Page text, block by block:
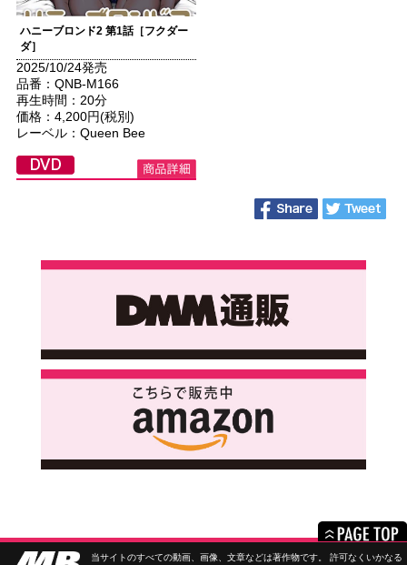
ハニーブロンド2 第1話［フクダー
ダ］
2025/10/24発売
品番：QNB-M166
再生時間：20分
価格：4,200円(税別)
レーベル：Queen Bee
当サイトのすべての動画、画像、文章などは著作物です。 許可なくいかなる